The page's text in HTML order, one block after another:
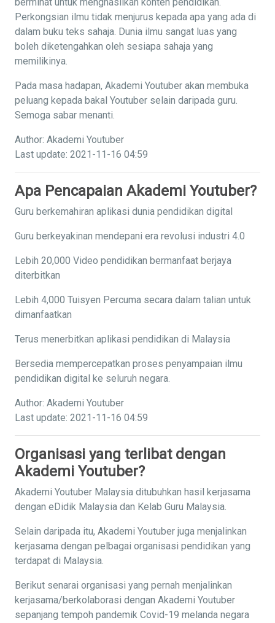
Perkongsian ilmu tidak menjurus kepada apa yang ada di
dalam buku teks sahaja. Dunia ilmu sangat luas yang
boleh diketengahkan oleh sesiapa sahaja yang
memilikinya.
Pada masa hadapan, Akademi Youtuber akan membuka
peluang kepada bakal Youtuber selain daripada guru.
Semoga sabar menanti.
Author: Akademi Youtuber
Last update: 2021-11-16 04:59
Apa Pencapaian Akademi Youtuber?
Guru berkemahiran aplikasi dunia pendidikan digital
Guru berkeyakinan mendepani era revolusi industri 4.0
Lebih 20,000 Video pendidikan bermanfaat berjaya
diterbitkan
Lebih 4,000 Tuisyen Percuma secara dalam talian untuk
dimanfaatkan
Terus menerbitkan aplikasi pendidikan di Malaysia
Bersedia mempercepatkan proses penyampaian ilmu
pendidikan digital ke seluruh negara.
Author: Akademi Youtuber
Last update: 2021-11-16 04:59
Organisasi yang terlibat dengan
Akademi Youtuber?
Akademi Youtuber Malaysia ditubuhkan hasil kerjasama
dengan eDidik Malaysia dan Kelab Guru Malaysia.
Selain daripada itu, Akademi Youtuber juga menjalinkan
kerjasama dengan pelbagai organisasi pendidikan yang
terdapat di Malaysia.
Berikut senarai organisasi yang pernah menjalinkan
kerjasama/berkolaborasi dengan Akademi Youtuber
sepanjang tempoh pandemik Covid-19 melanda negara